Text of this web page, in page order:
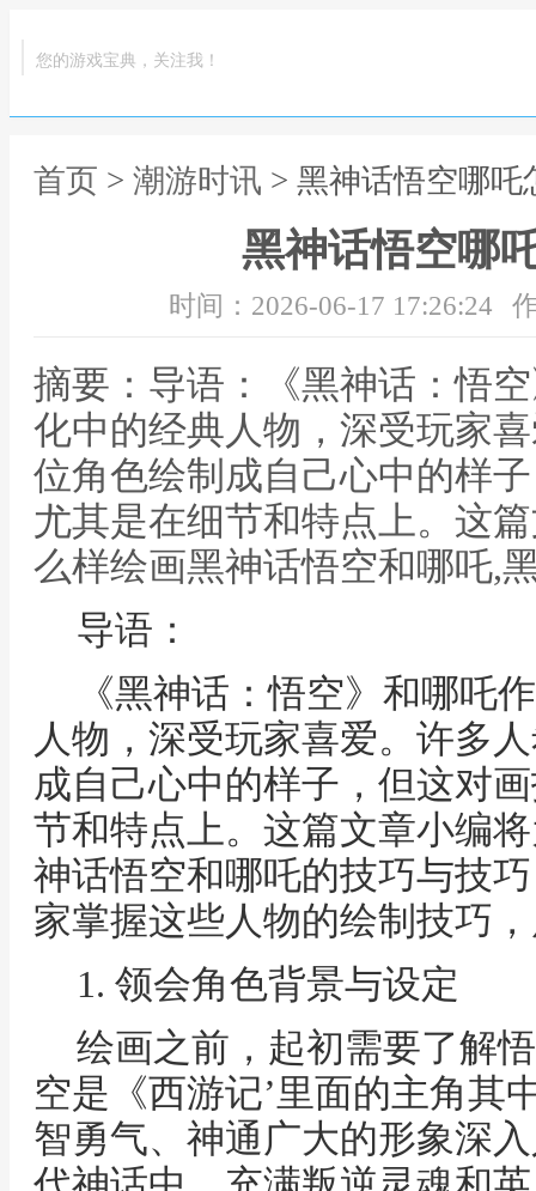
您的游戏宝典，关注我！
首页 > 潮游时讯 > 黑神话悟空哪吒
黑神话悟空哪
时间：2026-06-17 17:26:24
摘要：导语：《黑神话：悟
化中的经典人物，深受玩家
位角色绘制成自己心中的样
尤其是在细节和特点上。这
么样绘画黑神话悟空和哪吒,
导语：
《黑神话：悟空》和哪吒
人物，深受玩家喜爱。许多
成自己心中的样子，但这对
节和特点上。这篇文章小编
神话悟空和哪吒的技巧与技
家掌握这些人物的绘制技巧
1. 领会角色背景与设定
绘画之前，起初需要了解
空是《西游记’里面的主角其
智勇气、神通广大的形象深